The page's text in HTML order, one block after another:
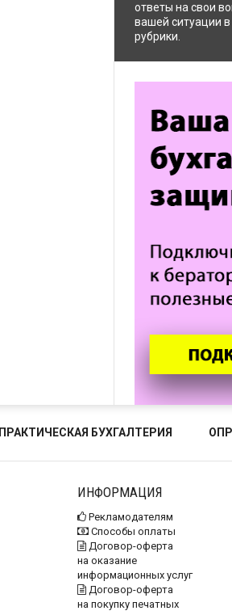
ответы на свои
вашей ситуации
рубрики.
ПРАКТИЧЕСКАЯ БУХГАЛТЕРИЯ
ИНФОРМАЦИЯ
Рекламодателям
Способы оплаты
Договор-оферта
на оказание
информационных услуг
Договор-оферта
на покупку печатных